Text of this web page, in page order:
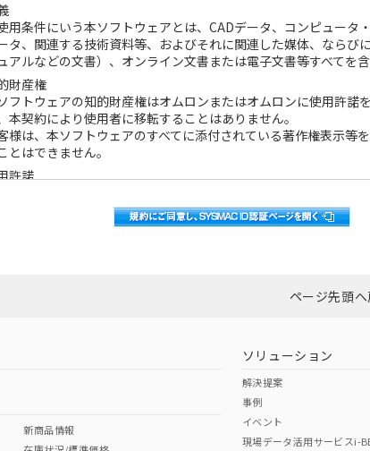
用条件にいう本ソフトウェアとは、CADデータ、コンピュータ
タ、関連する技術資料等、およびそれに関連した媒体、ならび
アルなどの文書）、オンライン文書または電子文書等すべてを含
財産権
フトウェアの知的財産権はオムロンまたはオムロンに使用許諾
本契約により使用者に移転することはありません。
様は、本ソフトウェアのすべてに添付されている著作権表示等
とはできません。
許諾
・プログラムをインストールし、そのコンピュータで使用すること
客様は、本ソフトウェアの逆コンパイル、逆アセンブル、リバー
客様は、第三者に対して本ソフトウェアを販売、譲渡、貸与、使
ソフトウェアは、お客様ご自身で変更、改造できません。お客様
の欠陥が生じた場合、および、このような変更、改造の結果、お
ページ先頭へ
新商品情報
ソリューション
解決提案
事例
イベント
現場データ活用サービスi-